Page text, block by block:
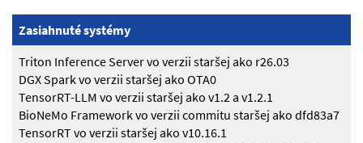
Zasiahnuté systémy
Triton Inference Server vo verzii staršej ako r26.03
DGX Spark vo verzii staršej ako OTA0
TensorRT-LLM vo verzii staršej ako v1.2 a v1.2.1
BioNeMo Framework vo verzii commitu staršej ako dfd83a7
TensorRT vo verzii staršej ako v10.16.1